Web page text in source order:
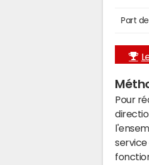
Part
Pour
service